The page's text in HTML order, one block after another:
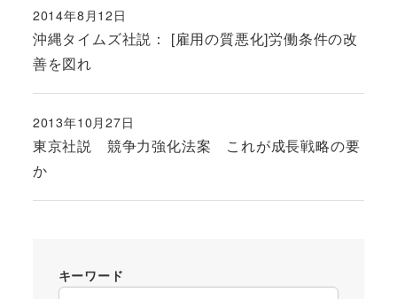
沖縄タイムズ社説： [雇用の質悪化]労働条件の改
善を図れ
投稿日
2014年8月12日
東京社説 競争力強化法案 これが成長戦略の要
か
投稿日
2013年10月27日
キーワード